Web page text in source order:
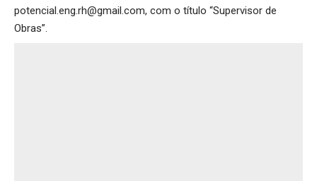
potencial.eng.rh@gmail.com, com o título “Supervisor de
Obras”.